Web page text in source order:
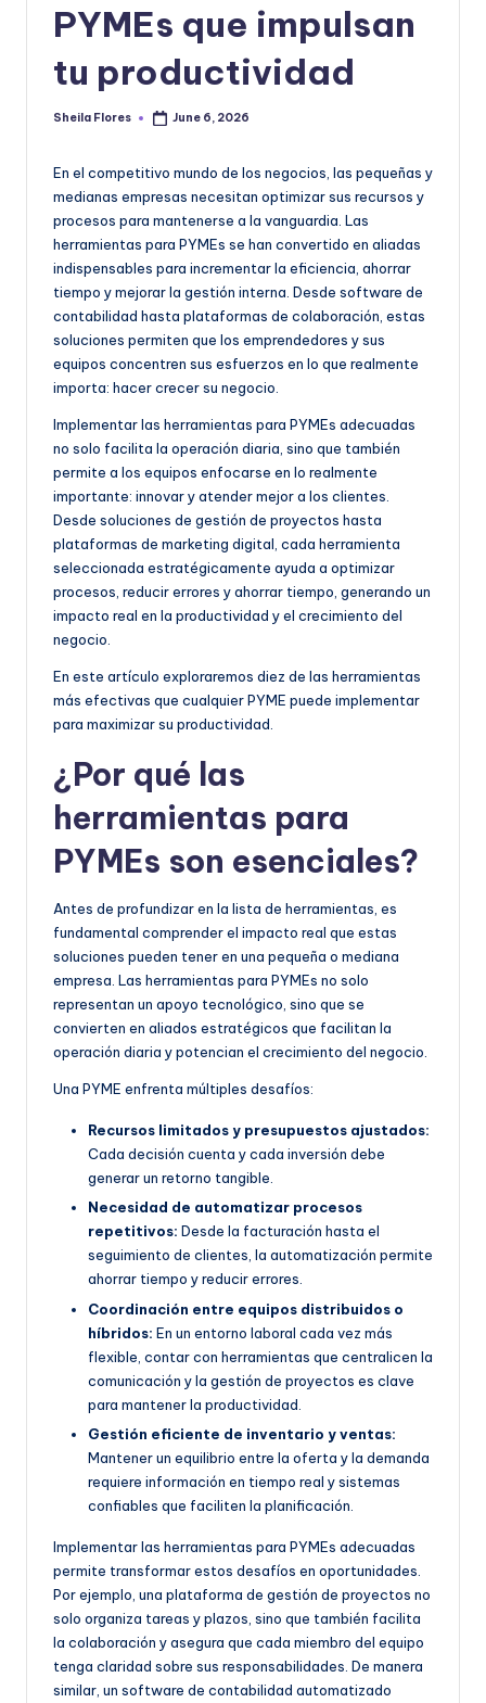
o
o
D
is
o
PYMEs que impulsan
tu productividad
Posted
Sheila Flores June 6, 2026
En el competitivo mundo de los negocios, las pequeñas y
medianas empresas necesitan optimizar sus recursos y
procesos para mantenerse a la vanguardia. Las
herramientas para PYMEs se han convertido en aliadas
indispensables para incrementar la eficiencia, ahorrar
tiempo y mejorar la gestión interna. Desde software de
contabilidad hasta plataformas de colaboración, estas
soluciones permiten que los emprendedores y sus
equipos concentren sus esfuerzos en lo que realmente
importa: hacer crecer su negocio.
Implementar las herramientas para PYMEs adecuadas
no solo facilita la operación diaria, sino que también
permite a los equipos enfocarse en lo realmente
importante: innovar y atender mejor a los clientes.
Desde soluciones de gestión de proyectos hasta
plataformas de marketing digital, cada herramienta
seleccionada estratégicamente ayuda a optimizar
procesos, reducir errores y ahorrar tiempo, generando un
impacto real en la productividad y el crecimiento del
negocio.
En este artículo exploraremos diez de las herramientas
más efectivas que cualquier PYME puede implementar
para maximizar su productividad.
¿Por qué las
herramientas para
PYMEs son esenciales?
Antes de profundizar en la lista de herramientas, es
fundamental comprender el impacto real que estas
soluciones pueden tener en una pequeña o mediana
empresa. Las herramientas para PYMEs no solo
representan un apoyo tecnológico, sino que se
convierten en aliados estratégicos que facilitan la
operación diaria y potencian el crecimiento del negocio.
Una PYME enfrenta múltiples desafíos:
Recursos limitados y presupuestos ajustados:
Cada decisión cuenta y cada inversión debe
generar un retorno tangible.
Necesidad de automatizar procesos
repetitivos: Desde la facturación hasta el
seguimiento de clientes, la automatización permite
ahorrar tiempo y reducir errores.
Coordinación entre equipos distribuidos o
híbridos: En un entorno laboral cada vez más
flexible, contar con herramientas que centralicen la
comunicación y la gestión de proyectos es clave
para mantener la productividad.
Gestión eficiente de inventario y ventas:
Mantener un equilibrio entre la oferta y la demanda
requiere información en tiempo real y sistemas
confiables que faciliten la planificación.
Implementar las herramientas para PYMEs adecuadas
permite transformar estos desafíos en oportunidades.
Por ejemplo, una plataforma de gestión de proyectos no
solo organiza tareas y plazos, sino que también facilita
la colaboración y asegura que cada miembro del equipo
tenga claridad sobre sus responsabilidades. De manera
similar, un software de contabilidad automatizado